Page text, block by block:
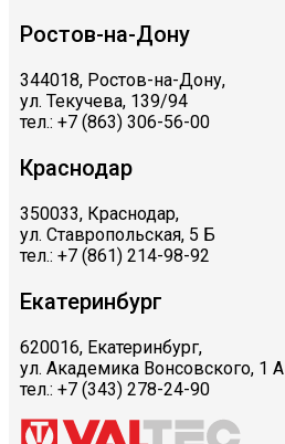
Ростов-на-Дону
344018, Ростов-на-Дону,
ул. Текучева, 139/94
тел.: +7 (863) 306-56-00
Краснодар
350033, Краснодар,
ул. Ставропольская, 5 Б
тел.: +7 (861) 214-98-92
Екатеринбург
620016, Екатеринбург,
ул. Академика Вонсовского, 1 А
тел.: +7 (343) 278-24-90